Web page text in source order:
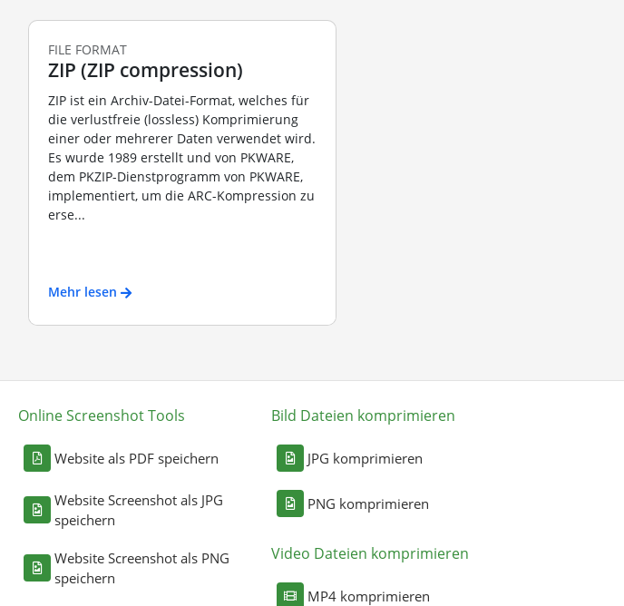
FILE FORMAT
ZIP (ZIP compression)
ZIP ist ein Archiv-Datei-Format, welches für
die verlustfreie (lossless) Komprimierung
einer oder mehrerer Daten verwendet wird.
Es wurde 1989 erstellt und von PKWARE,
dem PKZIP-Dienstprogramm von PKWARE,
implementiert, um die ARC-Kompression zu
erse...
Mehr lesen
Online Screenshot Tools
Website als PDF speichern
Website Screenshot als JPG
speichern
Website Screenshot als PNG
speichern
Bild Dateien komprimieren
JPG komprimieren
PNG komprimieren
Video Dateien komprimieren
MP4 komprimieren